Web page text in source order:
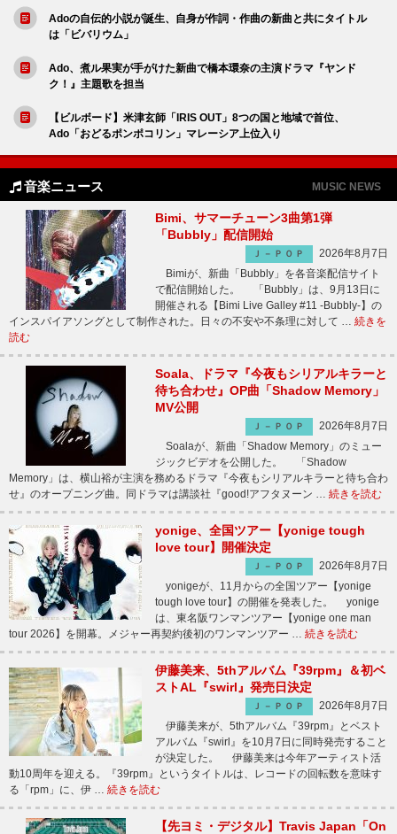
Adoの自伝的小説が誕生、自身が作詞・作曲の新曲と共にタイトル
は「ビバリウム」
Ado、煮ル果実が手がけた新曲で橋本環奈の主演ドラマ『ヤンド
ク！』主題歌を担当
【ビルボード】米津玄師「IRIS OUT」8つの国と地域で首位、
Ado「おどるポンポコリン」マレーシア上位入り
音楽ニュース MUSIC NEWS
Bimi、サマーチューン3曲第1弾
「Bubbly」配信開始
Ｊ－ＰＯＰ
2026年8月7日
Bimiが、新曲「Bubbly」を各音楽配信サイト
で配信開始した。 「Bubbly」は、9月13日に
開催される【Bimi Live Galley #11 -Bubbly-】の
インスパイアソングとして制作された。日々の不安や不条理に対して … 続きを
読む
Soala、ドラマ『今夜もシリアルキラーと
待ち合わせ』OP曲「Shadow Memory」
MV公開
Ｊ－ＰＯＰ
2026年8月7日
Soalaが、新曲「Shadow Memory」のミュー
ジックビデオを公開した。 「Shadow
Memory」は、横山裕が主演を務めるドラマ『今夜もシリアルキラーと待ち合わ
せ』のオープニング曲。同ドラマは講談社『good!アフタヌーン … 続きを読む
yonige、全国ツアー【yonige tough
love tour】開催決定
Ｊ－ＰＯＰ
2026年8月7日
yonigeが、11月からの全国ツアー【yonige
tough love tour】の開催を発表した。 yonige
は、東名阪ワンマンツアー【yonige one man
tour 2026】を開幕。メジャー再契約後初のワンマンツアー … 続きを読む
伊藤美来、5thアルバム『39rpm』＆初ベ
ストAL『swirl』発売日決定
Ｊ－ＰＯＰ
2026年8月7日
伊藤美来が、5thアルバム『39rpm』とベスト
アルバム『swirl』を10月7日に同時発売すること
が決定した。 伊藤美来は今年アーティスト活
動10周年を迎える。『39rpm』というタイトルは、レコードの回転数を意味す
る「rpm」に、伊 … 続きを読む
【先ヨミ・デジタル】Travis Japan「On